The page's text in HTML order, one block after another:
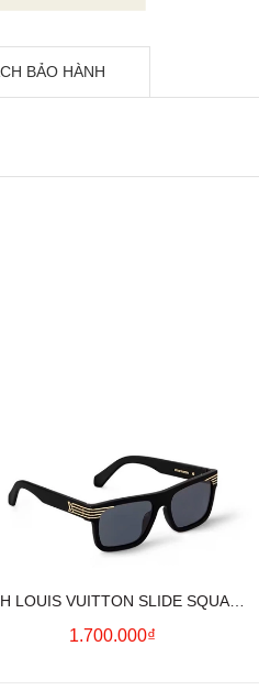
BẢO HÀNH
LOUIS VUITTON SLIDE SQUARE
SUNGLASSES
1.700.000₫